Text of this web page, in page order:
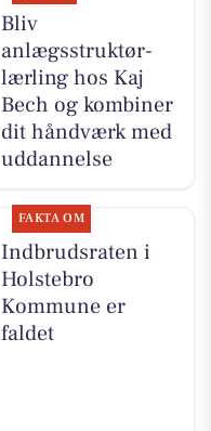
Bliv
anlægsstruktør-
lærling hos Kaj
Bech og kombiner
dit håndværk med
uddannelse
FAKTA OM
Indbrudsraten i
Holstebro
Kommune er
faldet